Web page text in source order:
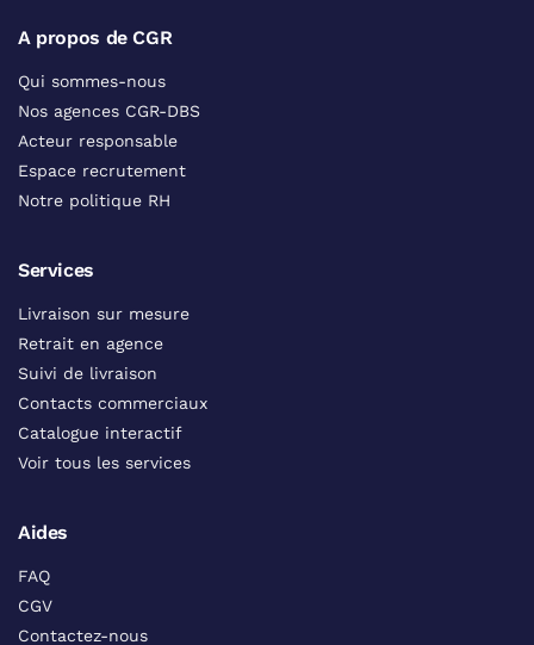
A propos de CGR
Qui sommes-nous
Nos agences CGR-DBS
Acteur responsable
Espace recrutement
Notre politique RH
Services
Livraison sur mesure
Retrait en agence
Suivi de livraison
Contacts commerciaux
Catalogue interactif
Voir tous les services
Aides
FAQ
CGV
Contactez-nous